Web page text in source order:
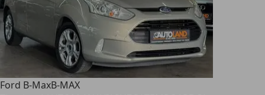
Ford B-MaxB-MAX